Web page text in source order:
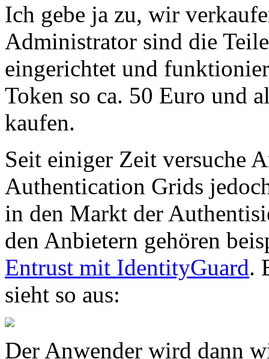
Ich gebe ja zu, wir
Administrator sind die
eingerichtet und
Token so ca. 50 Euro und
kaufen.
Seit einiger Zeit versuche
Authentication Grids
in den Markt der
den Anbietern gehören
Entrust mit IdentityGuard.
sieht so aus:
Der Anwender wird dann